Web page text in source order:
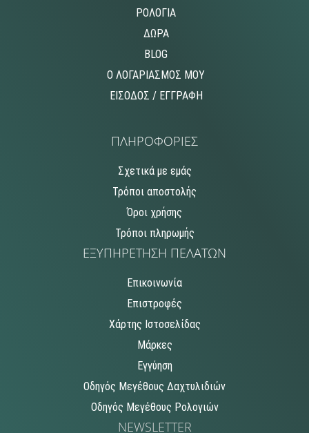
ΡΟΛΟΓΙΑ
ΔΩΡΑ
BLOG
O ΛΟΓΑΡΙΑΣΜΟΣ MOY
ΕΙΣΟΔΟΣ / ΕΓΓΡΑΦΗ
ΠΛΗΡΟΦΟΡΙΕΣ
Σχετικά με εμάς
Τρόποι αποστολής
Όροι χρήσης
Τρόποι πληρωμής
ΕΞΥΠΗΡΕΤΗΣΗ ΠΕΛΑΤΩΝ
Επικοινωνία
Επιστροφές
Χάρτης Ιστοσελίδας
Μάρκες
Εγγύηση
Οδηγός Μεγέθους Δαχτυλιδιών
Οδηγός Μεγέθους Ρολογιών
NEWSLETTER